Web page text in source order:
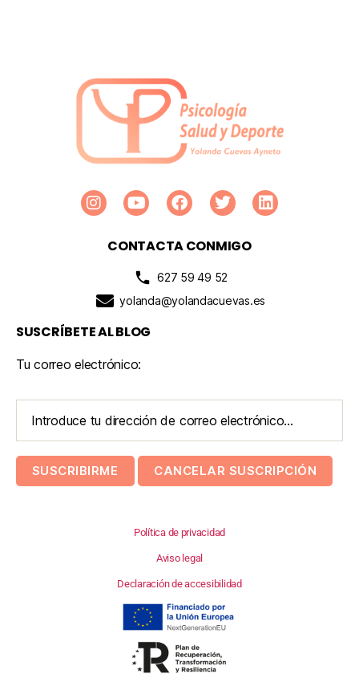
CONTACTA CONMIGO
627 59 49 52
yolanda@yolandacuevas.es
SUSCRÍBETE AL BLOG
Tu correo electrónico:
Política de privacidad
Aviso legal
Declaración de accesibilidad